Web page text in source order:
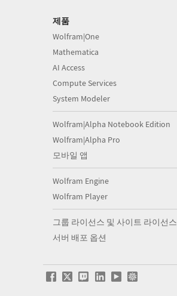
제품
Wolfram|One
Mathematica
AI Access
Compute Services
System Modeler
Wolfram|Alpha Notebook Edition
Wolfram|Alpha Pro
모바일 앱
Wolfram Engine
Wolfram Player
그룹 라이선스 및 사이트 라이선스
서버 배포 옵션